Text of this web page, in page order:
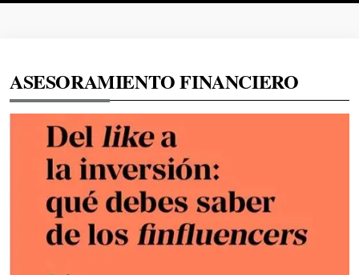
ASESORAMIENTO FINANCIERO